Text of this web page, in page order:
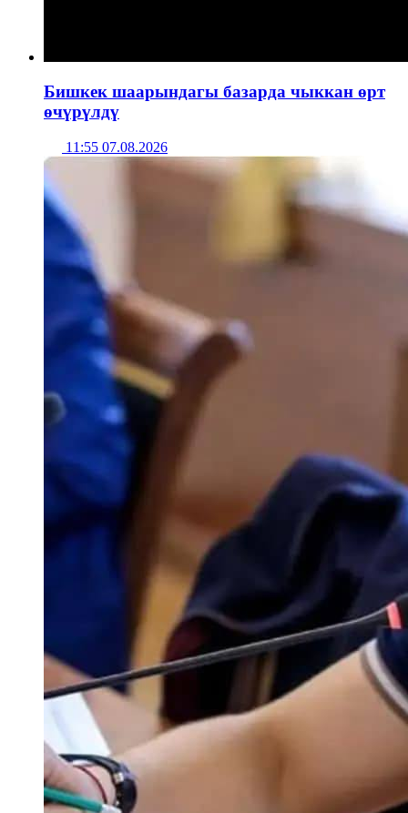
Бишкек шаарындагы базарда чыккан өрт
өчүрүлдү
11:55 07.08.2026